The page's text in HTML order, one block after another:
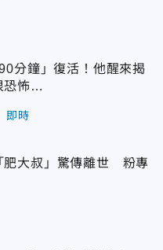
分鐘」復活！他醒來揭
恐怖…
即時
肥大叔」驚傳離世 粉專